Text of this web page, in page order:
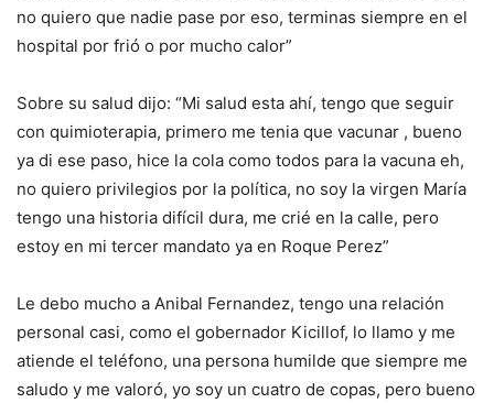
no quiero que nadie pase por eso, terminas siempre en el
hospital por frió o por mucho calor”
Sobre su salud dijo: “Mi salud esta ahí, tengo que seguir
con quimioterapia, primero me tenia que vacunar , bueno
ya di ese paso, hice la cola como todos para la vacuna eh,
no quiero privilegios por la política, no soy la virgen María
tengo una historia difícil dura, me crié en la calle, pero
estoy en mi tercer mandato ya en Roque Perez”
Le debo mucho a Anibal Fernandez, tengo una relación
personal casi, como el gobernador Kicillof, lo llamo y me
atiende el teléfono, una persona humilde que siempre me
saludo y me valoró, yo soy un cuatro de copas, pero bueno